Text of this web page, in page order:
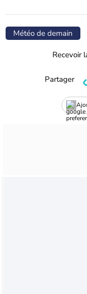
Météo de demain
Recevoir
Partager